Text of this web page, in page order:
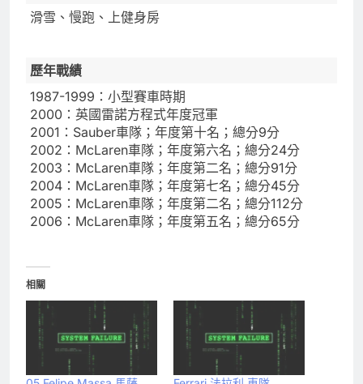
滑雪、慢跑、上健身房
歷年戰績
1987-1999：小型賽車時期
2000：英國雷諾方程式年度冠軍
2001：Sauber車隊；年度第十名；總分9分
2002：McLaren車隊；年度第六名；總分24分
2003：McLaren車隊；年度第二名；總分91分
2004：McLaren車隊；年度第七名；總分45分
2005：McLaren車隊；年度第二名；總分112分
2006：McLaren車隊；年度第五名；總分65分
相關